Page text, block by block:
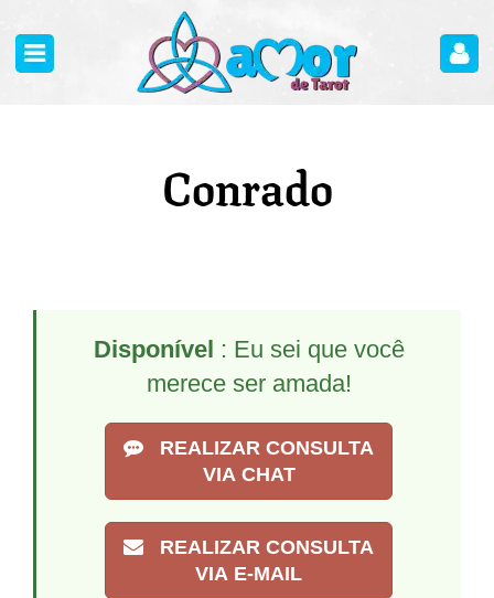
Conrado
Disponível : Eu sei que você
merece ser amada!
REALIZAR CONSULTA
VIA CHAT
REALIZAR CONSULTA
VIA E-MAIL